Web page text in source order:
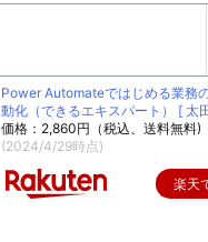
Power Automateではじめる業務
動化（できるエキスパート） [ 太
価格：2,860円（税込、送料無料)
(2024/4/29時点)
楽天